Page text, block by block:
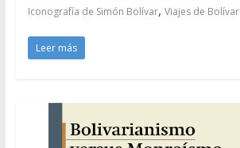
Iconografía de Simón Bolívar, Viajes de Bolívar
Leer más